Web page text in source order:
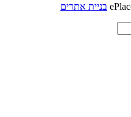
בניית אתרים